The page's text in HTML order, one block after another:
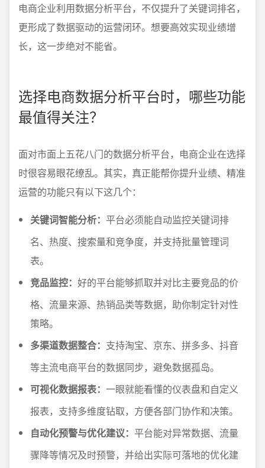
电商企业利用数据分析平台，不仅提升了关键词排名，
更形成了数据驱动的运营闭环。想要高效实现业绩增
长，这一步绝对不能省。
选择电商数据分析平台时，哪些功能
最值得关注？
面对市面上五花八门的数据分析平台，电商企业在选择
时很容易眼花缭乱。其实，真正能帮你提升业绩、精准
运营的功能只有以下这几个：
关键词智能分析： 平台必须能自动监控关键词排
名、热度、搜索量和竞争度，并支持批量管理词
表。
竞品监控： 好的平台能够抓取并对比主要竞品的价
格、流量来源、热销品类等数据，助你制定针对性
策略。
多渠道数据整合： 支持淘宝、京东、拼多多、抖音
等主流电商平台的数据同步，避免数据孤岛。
可视化数据报表： 一眼就能看懂的仪表盘和自定义
报表，支持多维度钻取，方便各部门协作和决策。
自动化预警与优化建议： 平台能对异常数据、流量
骤降等情况及时预警，并给出实际可落地的优化建